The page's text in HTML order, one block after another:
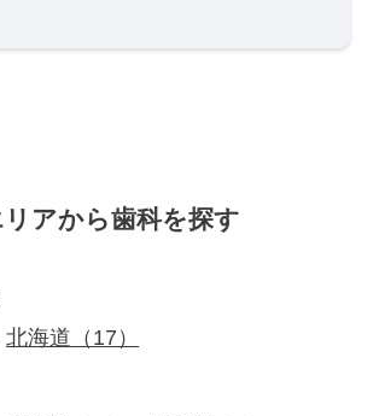
リアから歯科を探す
北海道（17）